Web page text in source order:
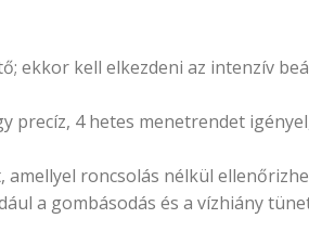
ekkor kell elkezdeni az intenzív
precíz, 4 hetes menetrendet
roncsolás nélkül
a gombásodás és a vízhiány